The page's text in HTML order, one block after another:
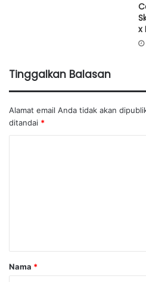
x
Tinggalkan Balasan
Alamat email Anda tidak akan
ditandai *
a
r
Nama *